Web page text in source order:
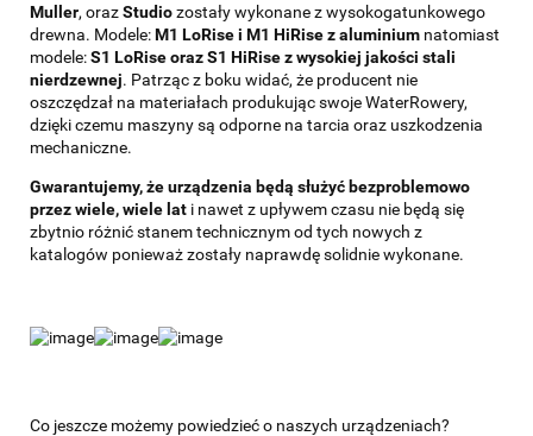
Muller, orazStudiozostały wykonane z wysokogatunkowego
drewna. Modele:M1 LoRise i M1 HiRise z aluminium natomiast
modele:S1 LoRise oraz S1 HiRise z wysokiej jakości stali
nierdzewnej. Patrząc z boku widać, że producent nie
oszczędzał na materiałach produkując swoje WaterRowery,
dzięki czemu maszyny są odporne na tarcia oraz uszkodzenia
mechaniczne.
Gwarantujemy, że urządzenia będą służyć bezproblemowo
przez wiele, wiele lat i nawet z upływem czasu nie będą się
zbytnio różnić stanem technicznym od tych nowych z
katalogów ponieważ zostały naprawdę solidnie wykonane.
Co jeszcze możemy powiedzieć o naszych urządzeniach?